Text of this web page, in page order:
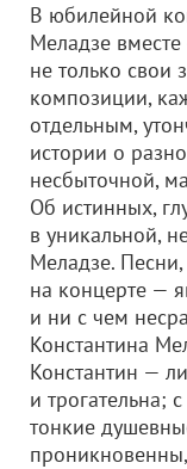
В юбилейной
Меладзе
не только свои
композиции,
отдельным,
истории о
несбыточной,
Об истинных,
в уникальной,
Меладзе.
на концерте —
и ни с чем
Константина
Константин —
и трогательна;
тонкие